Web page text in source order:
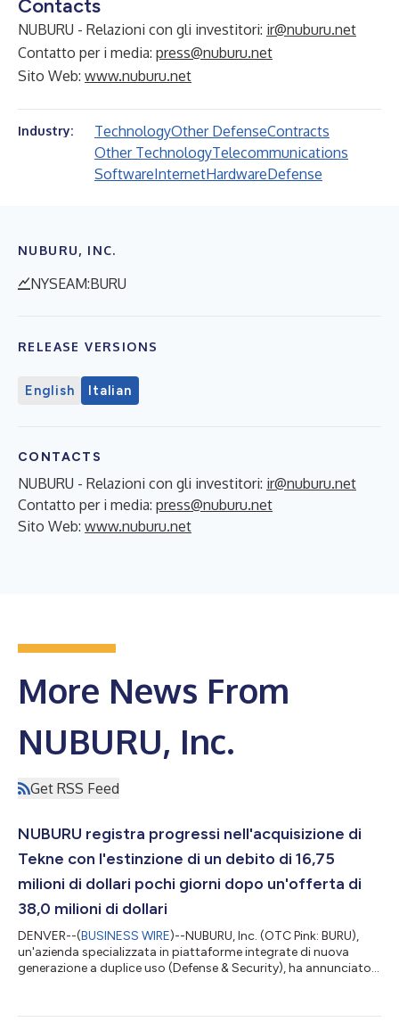
Contacts
NUBURU - Relazioni con gli investitori: ir@nuburu.net
Contatto per i media: press@nuburu.net
Sito Web: www.nuburu.net
Industry: TechnologyOther DefenseContracts
Other TechnologyTelecommunications
SoftwareInternetHardwareDefense
NUBURU, INC.
NYSEAM:BURU
RELEASE VERSIONS
English Italian
CONTACTS
NUBURU - Relazioni con gli investitori: ir@nuburu.net
Contatto per i media: press@nuburu.net
Sito Web: www.nuburu.net
More News From
NUBURU, Inc.
Get RSS Feed
NUBURU registra progressi nell'acquisizione di
Tekne con l'estinzione di un debito di 16,75
milioni di dollari pochi giorni dopo un'offerta di
38,0 milioni di dollari
DENVER--(BUSINESS WIRE)--NUBURU, Inc. (OTC Pink: BURU),
un'azienda specializzata in piattaforme integrate di nuova
generazione a duplice uso (Defense & Security), ha annunciato
scadenza dicembre 2025 e l’intero capitale complessivo di 1,25